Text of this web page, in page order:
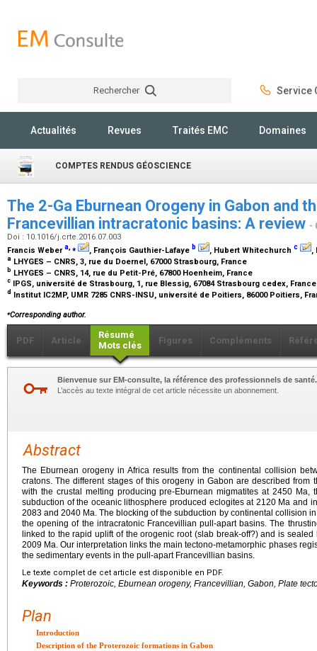
Rechercher Service
Actualités Revues Traités EMC Domaines
COMPTES RENDUS GÉOSCIENCE
The 2-Ga Eburnean Orogeny in Gabon and
Francevillian intracratonic basins: A review -
Doi : 10.1016/j.crte.2016.07.003
Francis Webera,⁎ , François Gauthier-Lafaye b , Hubert Whitechurch c ,
a LHYGES – CNRS, 3, rue du Doernel, 67000 Strasbourg, France
b LHYGES – CNRS, 14, rue du Petit-Pré, 67800 Hoenheim, France
c IPGS, université de Strasbourg, 1, rue Blessig, 67084 Strasbourg cedex,
d Institut IC2MP, UMR 7285 CNRS-INSU, université de Poitiers, 86000 Poitiers,
⁎Corresponding author.
PDF Article
Résumé
Mots clés
Figures Compléments
Bienvenue sur EM-consulte, la référence des professionnels de santé.
L’accès au texte intégral de cet article nécessite un abonnement.
Abstract
The Eburnean orogeny in Africa results from the continental collision
cratons. The different stages of this orogeny in Gabon are described from
with the crustal melting producing pre-Eburnean migmatites at 2450 Ma,
subduction of the oceanic lithosphere produced eclogites at 2120 Ma and
2083 and 2040 Ma. The blocking of the subduction by continental collision
the opening of the intracratonic Francevillian pull-apart basins. The
linked to the rapid uplift of the orogenic root (slab break-off?) and is
2009 Ma. Our interpretation links the main tectono-metamorphic phases
the sedimentary events in the pull-apart Francevillian basins.
Le texte complet de cet article est disponible en PDF.
Keywords : Proterozoic, Eburnean orogeny, Francevillian, Gabon, Plate
Plan
Introduction
Description of the Proterozoic formations in Gabon